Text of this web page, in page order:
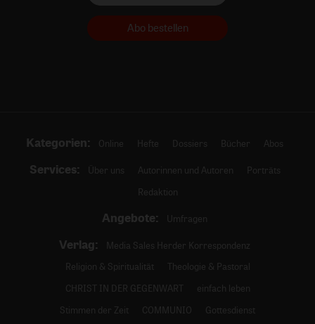
Abo bestellen
Kategorien: Online Hefte Dossiers Bücher Abos
Services: Über uns Autorinnen und Autoren
Porträts
Redaktion
Angebote: Umfragen
Verlag:
Media Sales Herder Korrespondenz
Religion & Spiritualität
Theologie & Pastoral
CHRIST IN DER GEGENWART
einfach leben
Stimmen der Zeit
COMMUNIO
Gottesdienst